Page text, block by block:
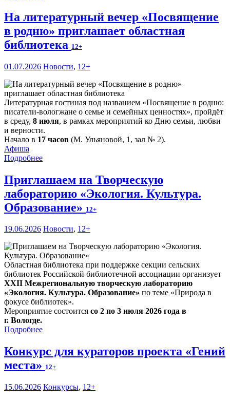
На литературный вечер «Посвящение
в родню» приглашает областная
библиотека 12+
01.07.2026 Новости, 12+
Литературная гостиная под названием «Посвящение в родню:
писатели-вологжане о семье и семейных ценностях», пройдёт
в среду, 8 июля, в рамках мероприятий ко Дню семьи, любви
и верности.
Начало в 17 часов (М. Ульяновой, 1, зал № 2).
Афиша
Подробнее
Приглашаем на Творческую
лабораторию «Экология. Культура.
Образование» 12+
19.06.2026 Новости, 12+
Областная библиотека при поддержке секции сельских
библиотек Российской библиотечной ассоциации организует
XXII Межрегиональную творческую лабораторию
«Экология. Культура. Образование» по теме «Природа в
фокусе библиотек».
Мероприятие состоится со 2 по 3 июля 2026 года в
г. Вологде.
Подробнее
Конкурс для кураторов проекта «Гений
места» 12+
15.06.2026 Конкурсы, 12+